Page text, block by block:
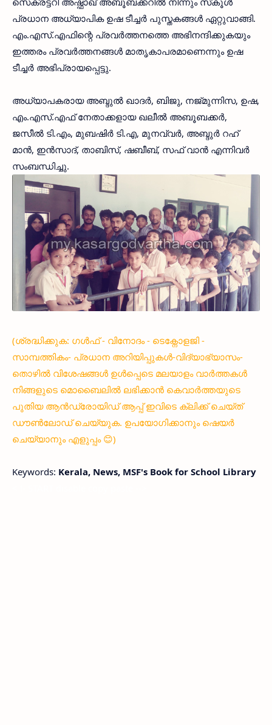
പ്രധാന അധ്യാപിക ഉഷ ടീച്ചര്‍ പുസ്തകങ്ങള്‍ ഏറ്റുവാങ്ങി.
എം.എസ്.എഫിന്റെ പ്രവര്‍ത്തനത്തെ അഭിനന്ദിക്കുകയും
ഇത്തരം പ്രവര്‍ത്തനങ്ങള്‍ മാതൃകാപരമാണെന്നും ഉഷ
ടീച്ചര്‍ അഭിപ്രായപ്പെട്ടു.
അധ്യാപകരായ അബ്ദുല്‍ ഖാദര്‍, ബിജു, നജ്മുന്നിസ, ഉഷ,
എം.എസ്.എഫ് നേതാക്കളായ ഖലീല്‍ അബൂബക്കര്‍,
ജസീല്‍ ടി.എം, മുബഷിര്‍ ടി.എ, മുനവ്വര്‍, അബ്ദുര്‍ റഹ്
മാന്‍, ഇന്‍സാദ്, താബിസ്, ഷബീബ്, സഫ് വാന്‍ എന്നിവര്‍
സംബന്ധിച്ചു.
(ശ്രദ്ധിക്കുക: ഗൾഫ് - വിനോദം - ടെക്നോളജി -
സാമ്പത്തികം- പ്രധാന അറിയിപ്പുകൾ-വിദ്യാഭ്യാസം-
തൊഴിൽ വിശേഷങ്ങൾ ഉൾപ്പെടെ മലയാളം വാർത്തകൾ
നിങ്ങളുടെ മൊബൈലിൽ ലഭിക്കാൻ കെവാർത്തയുടെ
പുതിയ ആൻഡ്രോയിഡ് ആപ്പ് ഇവിടെ ക്ലിക്ക് ചെയ്ത്
ഡൗൺലോഡ് ചെയ്യുക. ഉപയോഗിക്കാനും ഷെയർ
ചെയ്യാനും എളുപ്പം 😊)
Keywords: Kerala, News, MSF's Book for School Library